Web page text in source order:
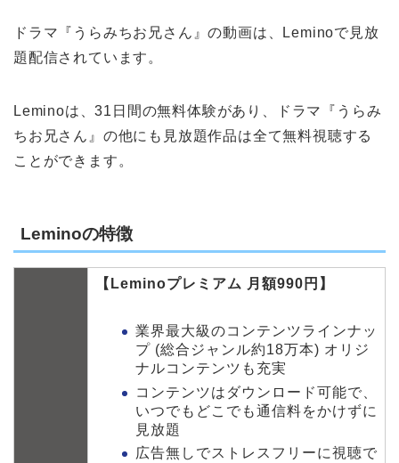
ドラマ『うらみちお兄さん』の動画は、Leminoで見放
題配信されています。
Leminoは、31日間の無料体験があり、ドラマ『うらみ
ちお兄さん』の他にも見放題作品は全て無料視聴する
ことができます。
Leminoの特徴
【Leminoプレミアム 月額990円】
業界最大級のコンテンツラインナッ
プ (総合ジャンル約18万本) オリジ
ナルコンテンツも充実
コンテンツはダウンロード可能で、
いつでもどこでも通信料をかけずに
見放題
広告無しでストレスフリーに視聴で